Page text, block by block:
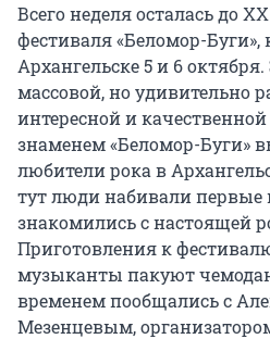
Всего неделя осталась до
фестиваля «Беломор-
Архангельске 5 и 6
массовой, но удивительно
интересной и
знаменем «Беломор-Буги»
любители рока в
тут люди набивали
знакомились с настоящей
Приготовления к
музыканты пакуют
временем пообщались с
Мезенцевым,